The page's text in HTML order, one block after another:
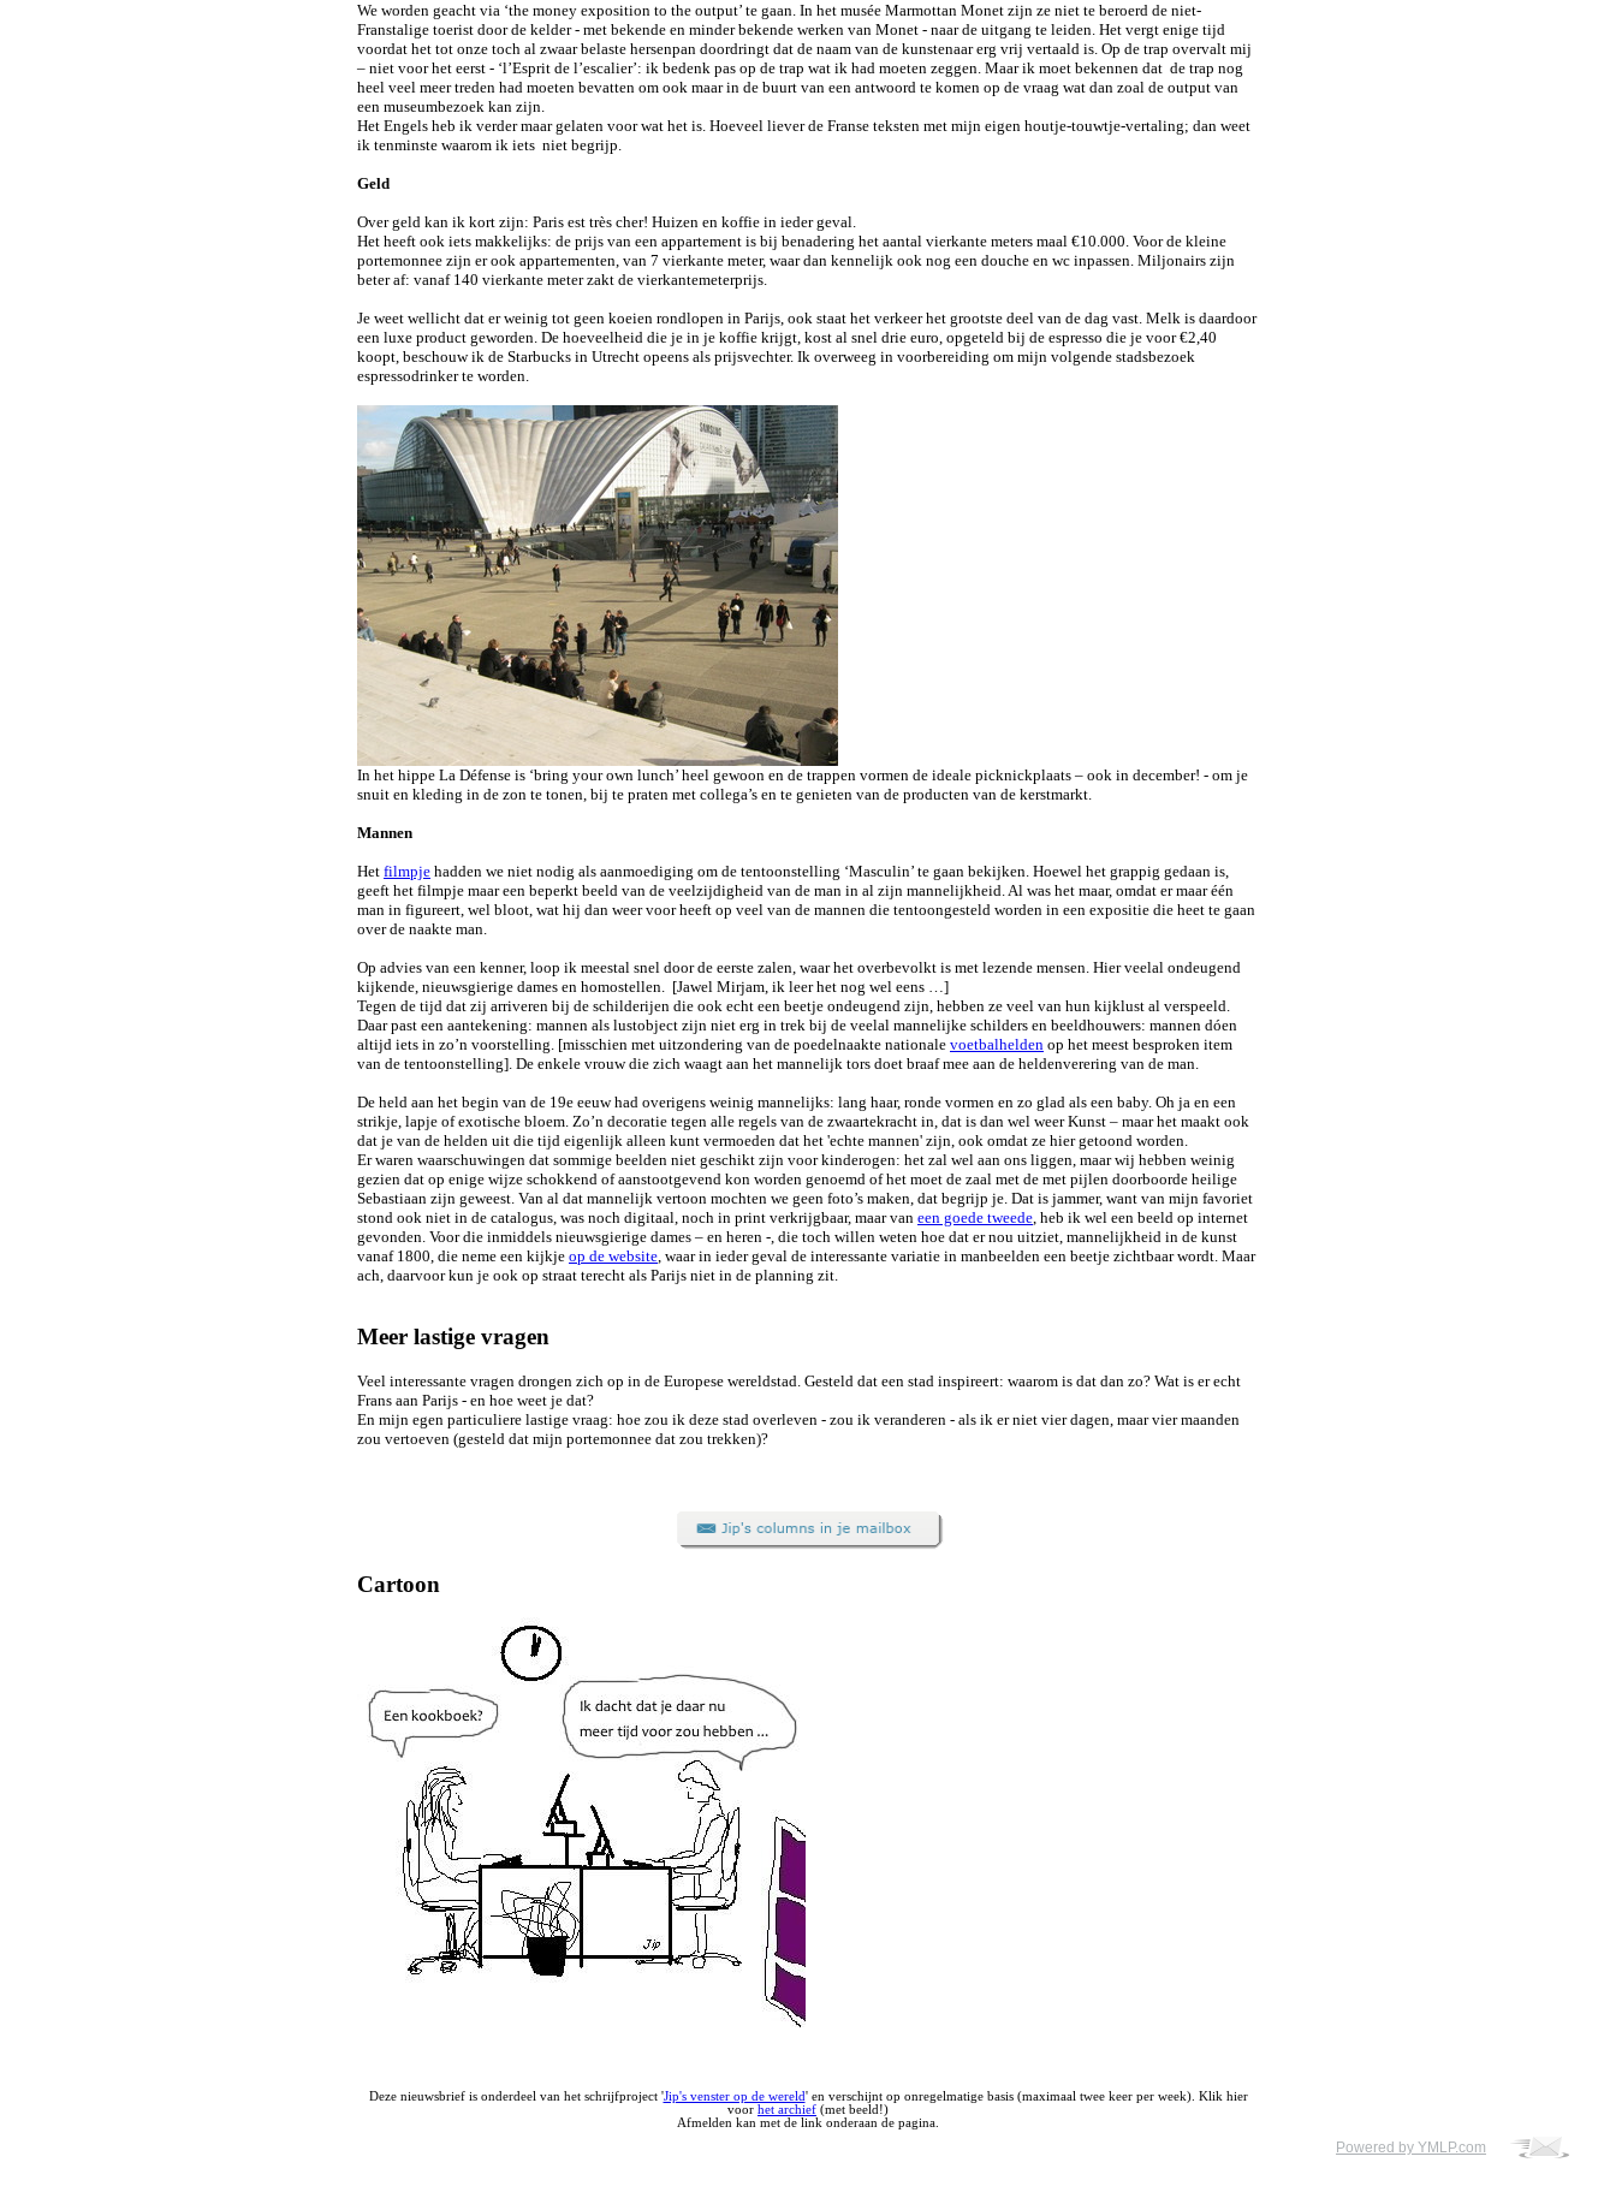
We worden geacht via ‘the money exposition to the output’ te gaan. In het musée Marmottan Monet zijn ze niet te beroerd de niet-
Franstalige toerist door de kelder - met bekende en minder bekende werken van Monet - naar de uitgang te leiden. Het vergt enige tijd
voordat het tot onze toch al zwaar belaste hersenpan doordringt dat de naam van de kunstenaar erg vrij vertaald is. Op de trap overvalt mij
– niet voor het eerst - ‘l’Esprit de l’escalier’: ik bedenk pas op de trap wat ik had moeten zeggen. Maar ik moet bekennen dat de trap nog
heel veel meer treden had moeten bevatten om ook maar in de buurt van een antwoord te komen op de vraag wat dan zoal de output van
een museumbezoek kan zijn.
Het Engels heb ik verder maar gelaten voor wat het is. Hoeveel liever de Franse teksten met mijn eigen houtje-touwtje-vertaling; dan weet
ik tenminste waarom ik iets niet begrijp.
Geld
Over geld kan ik kort zijn: Paris est très cher! Huizen en koffie in ieder geval.
Het heeft ook iets makkelijks: de prijs van een appartement is bij benadering het aantal vierkante meters maal €10.000. Voor de kleine
portemonnee zijn er ook appartementen, van 7 vierkante meter, waar dan kennelijk ook nog een douche en wc inpassen. Miljonairs zijn
beter af: vanaf 140 vierkante meter zakt de vierkantemeterprijs.
Je weet wellicht dat er weinig tot geen koeien rondlopen in Parijs, ook staat het verkeer het grootste deel van de dag vast. Melk is daardoor
een luxe product geworden. De hoeveelheid die je in je koffie krijgt, kost al snel drie euro, opgeteld bij de espresso die je voor €2,40
koopt, beschouw ik de Starbucks in Utrecht opeens als prijsvechter. Ik overweeg in voorbereiding om mijn volgende stadsbezoek
espressodrinker te worden.
In het hippe La Défense is ‘bring your own lunch’ heel gewoon en de trappen vormen de ideale picknickplaats – ook in december! - om je
snuit en kleding in de zon te tonen, bij te praten met collega’s en te genieten van de producten van de kerstmarkt.
Mannen
Het filmpje hadden we niet nodig als aanmoediging om de tentoonstelling ‘Masculin’ te gaan bekijken. Hoewel het grappig gedaan is,
geeft het filmpje maar een beperkt beeld van de veelzijdigheid van de man in al zijn mannelijkheid. Al was het maar, omdat er maar één
man in figureert, wel bloot, wat hij dan weer voor heeft op veel van de mannen die tentoongesteld worden in een expositie die heet te gaan
over de naakte man.
Op advies van een kenner, loop ik meestal snel door de eerste zalen, waar het overbevolkt is met lezende mensen. Hier veelal ondeugend
kijkende, nieuwsgierige dames en homostellen. [Jawel Mirjam, ik leer het nog wel eens …]
Tegen de tijd dat zij arriveren bij de schilderijen die ook echt een beetje ondeugend zijn, hebben ze veel van hun kijklust al verspeeld.
Daar past een aantekening: mannen als lustobject zijn niet erg in trek bij de veelal mannelijke schilders en beeldhouwers: mannen dóen
altijd iets in zo’n voorstelling. [misschien met uitzondering van de poedelnaakte nationale voetbalhelden op het meest besproken item
van de tentoonstelling]. De enkele vrouw die zich waagt aan het mannelijk tors doet braaf mee aan de heldenverering van de man.
De held aan het begin van de 19e eeuw had overigens weinig mannelijks: lang haar, ronde vormen en zo glad als een baby. Oh ja en een
strikje, lapje of exotische bloem. Zo’n decoratie tegen alle regels van de zwaartekracht in, dat is dan wel weer Kunst – maar het maakt ook
dat je van de helden uit die tijd eigenlijk alleen kunt vermoeden dat het 'echte mannen' zijn, ook omdat ze hier getoond worden.
Er waren waarschuwingen dat sommige beelden niet geschikt zijn voor kinderogen: het zal wel aan ons liggen, maar wij hebben weinig
gezien dat op enige wijze schokkend of aanstootgevend kon worden genoemd of het moet de zaal met de met pijlen doorboorde heilige
Sebastiaan zijn geweest. Van al dat mannelijk vertoon mochten we geen foto’s maken, dat begrijp je. Dat is jammer, want van mijn favoriet
stond ook niet in de catalogus, was noch digitaal, noch in print verkrijgbaar, maar van een goede tweede, heb ik wel een beeld op internet
gevonden. Voor die inmiddels nieuwsgierige dames – en heren -, die toch willen weten hoe dat er nou uitziet, mannelijkheid in de kunst
vanaf 1800, die neme een kijkje op de website, waar in ieder geval de interessante variatie in manbeelden een beetje zichtbaar wordt. Maar
ach, daarvoor kun je ook op straat terecht als Parijs niet in de planning zit.
Meer lastige vragen
Veel interessante vragen drongen zich op in de Europese wereldstad. Gesteld dat een stad inspireert: waarom is dat dan zo? Wat is er echt
Frans aan Parijs - en hoe weet je dat?
En mijn egen particuliere lastige vraag: hoe zou ik deze stad overleven - zou ik veranderen - als ik er niet vier dagen, maar vier maanden
zou vertoeven (gesteld dat mijn portemonnee dat zou trekken)?
Cartoon
Deze nieuwsbrief is onderdeel van het schrijfproject 'Jip's venster op de wereld' en verschijnt op onregelmatige basis (maximaal twee keer per week). Klik hier
voor het archief (met beeld!)
Afmelden kan met de link onderaan de pagina.
Powered by YMLP.com